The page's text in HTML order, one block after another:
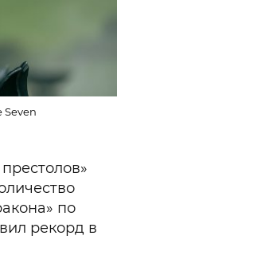
Seven
по
рекорд в